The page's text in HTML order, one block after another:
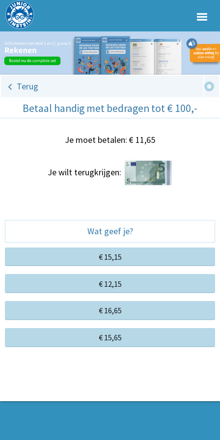
Terug
Betaal handig met bedragen tot € 100,-
Je moet betalen: € 11,65
Je wilt terugkrijgen:
Wat geef je?
€ 15,15
€ 12,15
€ 16,65
€ 15,65